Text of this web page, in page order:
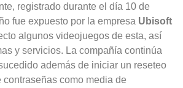
registrado durante el día 10 de
fue expuesto por la empresa Ubisoft
algunos videojuegos de esta, así
y servicios. La compañía continúa
además de iniciar un reseteo
como media de